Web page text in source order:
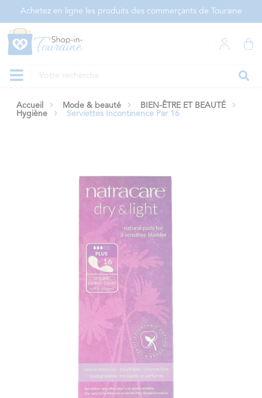
Achetez en ligne les produits des commerçants de Touraine
Accueil Mode & beauté
BIEN-ÊTRE ET BEAUTÉ
Hygiène
Serviettes Incontinence Par 16
Panneau de gestion des cookies